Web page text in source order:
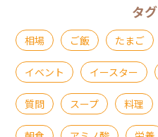
タ
相場 ご飯 たまご
イベント イースター
質問 スープ 料理